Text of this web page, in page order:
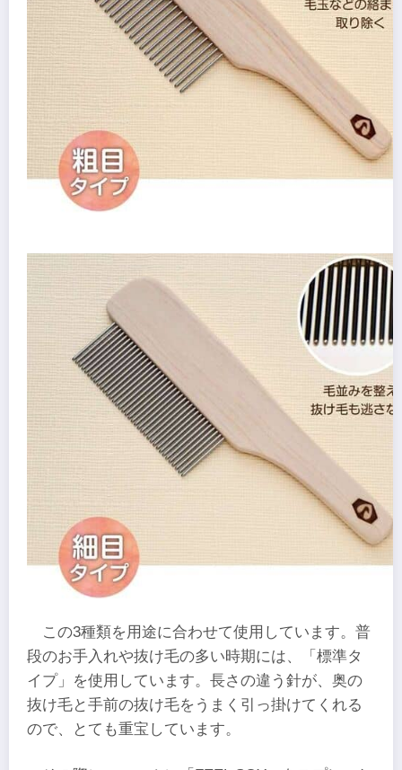
この3種類を用途に合わせて使用しています。普
段のお手入れや抜け毛の多い時期には、「標準タ
イプ」を使用しています。長さの違う針が、奥の
抜け毛と手前の抜け毛をうまく引っ掛けてくれる
ので、とても重宝しています。